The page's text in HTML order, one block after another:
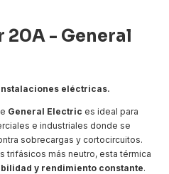
20A - General
eléctricas.
General Electric es ideal para
e industriales donde se
sobrecargas y cortocircuitos.
trifásicos más neutro, esta térmica
y rendimiento constante.